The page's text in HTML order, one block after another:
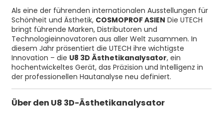
Als eine der führenden internationalen Ausstellungen für
Schönheit und Ästhetik, COSMOPROF ASIEN Die UTECH
bringt führende Marken, Distributoren und
Technologieinnovatoren aus aller Welt zusammen. In
diesem Jahr präsentiert die UTECH ihre wichtigste
Innovation – die U8 3D Ästhetikanalysator, ein
hochentwickeltes Gerät, das Präzision und Intelligenz in
der professionellen Hautanalyse neu definiert.
Über den U8 3D-Ästhetikanalysator